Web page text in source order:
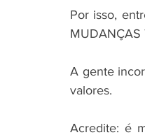
Por isso,
MUDANÇAS
A gente
valores.
Acredite: é